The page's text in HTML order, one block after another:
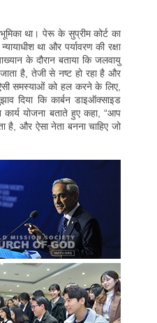
था। पेरू के सुप्रीम कोर्ट का
था और पर्यावरण की रक्षा
के दौरान बताया कि जलवायु
है, तेजी से नष्ट हो रहा है और
समस्याओं को हल करने के लिए,
दिया कि कार्बन डाइऑक्साइड
योजना बताते हुए कहा, “आप
है, और ऐसा नेता बनना चाहिए जो